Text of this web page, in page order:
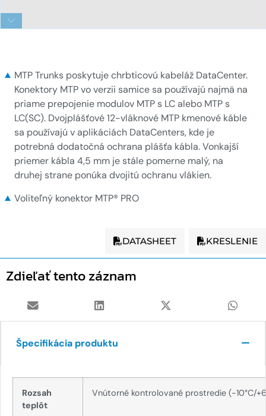
MTP Trunks poskytuje chrbticovú kabeláž DataCenter.
Konektory MTP vo verzii samice sa používajú najmä na
priame prepojenie modulov MTP s LC alebo MTP s
LC(SC). Dvojplášťové 12-vláknové MTP kmenové káble
sa používajú v aplikáciách DataCenters, kde je
potrebná dodatočná ochrana plášťa kábla. Vonkajší
priemer kábla 4,5 mm je stále pomerne malý, na
druhej strane ponúka dvojitú ochranu vlákien.
Voliteľný konektor MTP® PRO
DATASHEET KRESLENIE
Zdieľať tento záznam
Špecifikácia produktu
Rozsah
teplôt
Vnútorné kontrolované prostredie (-10°C/